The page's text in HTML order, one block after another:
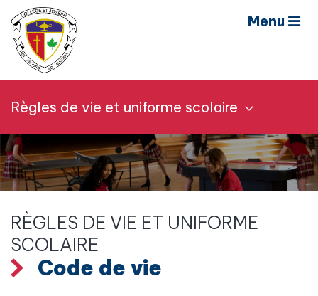
Menu
Règles de vie et uniforme scolaire
RÈGLES DE VIE ET UNIFORME
SCOLAIRE
Code de vie